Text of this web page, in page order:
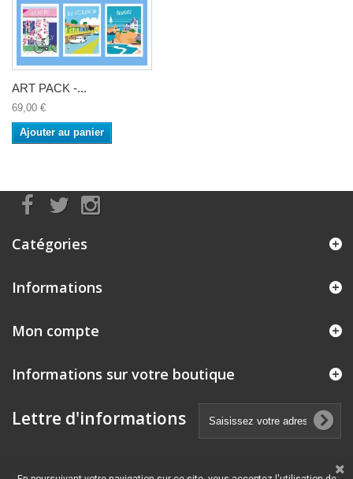
ART PACK -...
69,00 €
Ajouter au panier
Catégories
Informations
Mon compte
Informations sur votre boutique
Lettre d'informations